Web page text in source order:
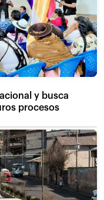
y busca
procesos